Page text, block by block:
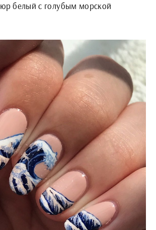
белый с голубым морской